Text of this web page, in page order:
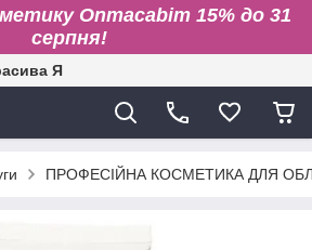
Onmacabim 15% до 31
серпня!
Я
ПРОФЕСІЙНА КОСМЕТИКА ДЛЯ